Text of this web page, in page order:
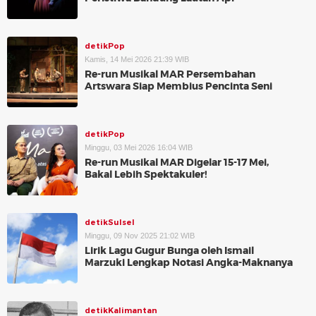
detikPop
Kamis, 14 Mei 2026 21:39 WIB
Re-run Musikal MAR Persembahan
Artswara Siap Membius Pencinta Seni
detikPop
Minggu, 03 Mei 2026 16:04 WIB
Re-run Musikal MAR Digelar 15-17 Mei,
Bakal Lebih Spektakuler!
detikSulsel
Minggu, 09 Nov 2025 21:02 WIB
Lirik Lagu Gugur Bunga oleh Ismail
Marzuki Lengkap Notasi Angka-Maknanya
detikKalimantan